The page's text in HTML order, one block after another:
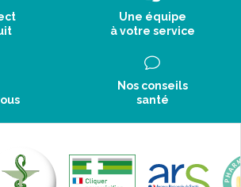
Une équipe
à votre service
Nos conseils
santé